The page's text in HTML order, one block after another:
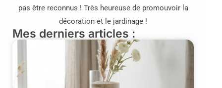
pas être reconnus ! Très heureuse de promouvoir la
décoration et le jardinage !
Mes derniers articles :